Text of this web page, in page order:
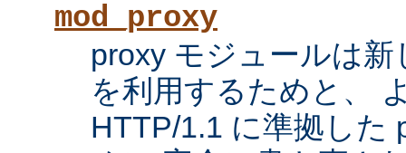
mod_proxy
proxy モジュールは
を利用するためと、
HTTP/1.1 に準拠した